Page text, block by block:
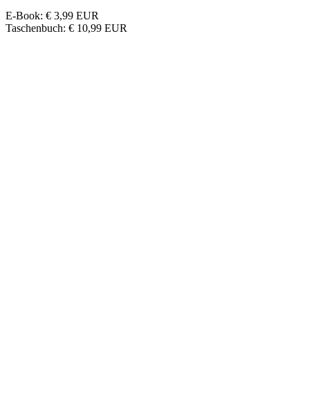
E-Book: € 3,99 EUR
Taschenbuch: € 10,99 EUR